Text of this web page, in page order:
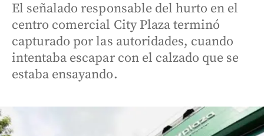
El señalado responsable del hurto en el
centro comercial City Plaza terminó
capturado por las autoridades, cuando
intentaba escapar con el calzado que se
estaba ensayando.